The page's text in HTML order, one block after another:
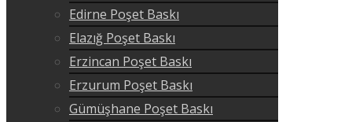
Edirne Poşet Baskı
Elazığ Poşet Baskı
Erzincan Poşet Baskı
Erzurum Poşet Baskı
Gümüşhane Poşet Baskı